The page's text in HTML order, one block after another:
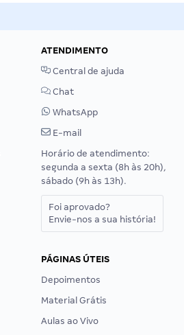
ATENDIMENTO
Central de ajuda
Chat
WhatsApp
E-mail
Horário de atendimento:
segunda a sexta (8h às 20h),
sábado (9h às 13h).
Foi aprovado?
Envie-nos a sua história!
PÁGINAS ÚTEIS
Depoimentos
Material Grátis
Aulas ao Vivo